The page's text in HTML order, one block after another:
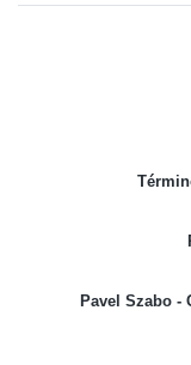
Pavel Szabo -